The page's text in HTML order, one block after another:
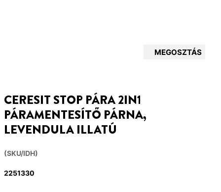
MEGOSZTÁS
CERESIT STOP PÁRA 2IN1
PÁRAMENTESÍTŐ PÁRNA,
LEVENDULA ILLATÚ
(SKU/IDH)
2251330